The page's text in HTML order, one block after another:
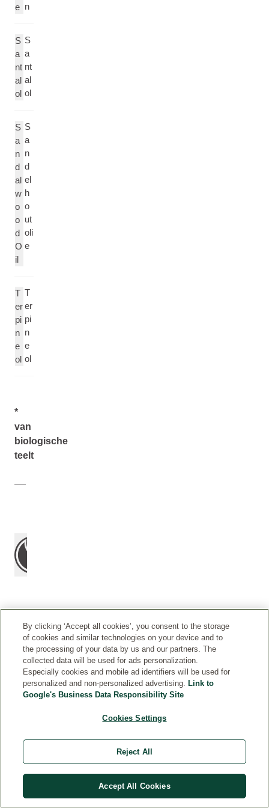
e n
S
a
nt
al
ol
S
a
nt
al
ol
S
a
n
d
al
w
o
o
d
O
il
S
a
n
d
el
h
o
ut
oli
e
T
er
pi
n
e
ol
T
er
pi
n
e
ol
*
van
biologische
teelt
Breng
dagelijks
een
kleine
hoeveelheid
aan
By clicking ‘Accept all cookies’, you consent to the storage
of cookies and similar technologies on your device and to
the processing of your data by us and our partners. The
collected data will be used for ads personalization.
Especially cookies and mobile ad identifiers will be used for
personalized and non-personalized advertising. Link to
Google's Business Data Responsibility Site
Cookies Settings
Reject All
Accept All Cookies